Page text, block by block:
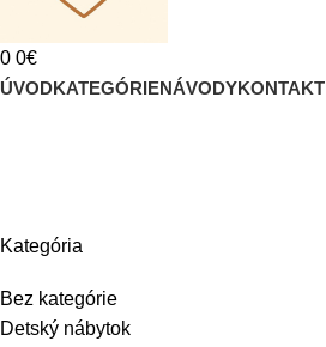
0 0€
ÚVODKATEGÓRIENÁVODYKONTAKT
Kategória
Bez kategórie
Detský nábytok